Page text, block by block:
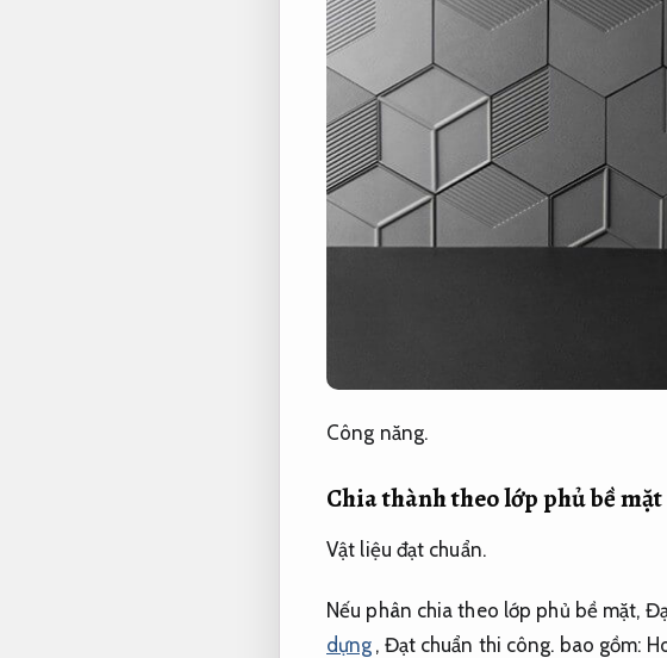
Công năng.
Chia thành theo lớp phủ bề mặt
Vật liệu đạt chuẩn.
Nếu phân chia theo lớp phủ bề mặt,
dựng , Đạt chuẩn thi công. bao gồm: